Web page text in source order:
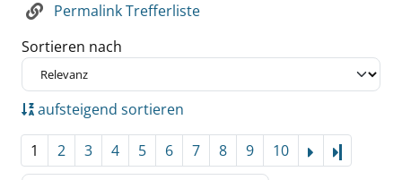
Permalink Trefferliste
Sortieren nach
aufsteigend sortieren
1 2 3 4 5 6 7 8 9 10